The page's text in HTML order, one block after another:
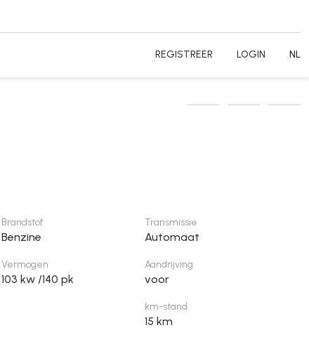
REGISTREER LOGIN NL
Brandstof
Benzine
Vermogen
103 kw /140 pk
Transmissie
Automaat
Aandrijving
voor
km-stand
15 km